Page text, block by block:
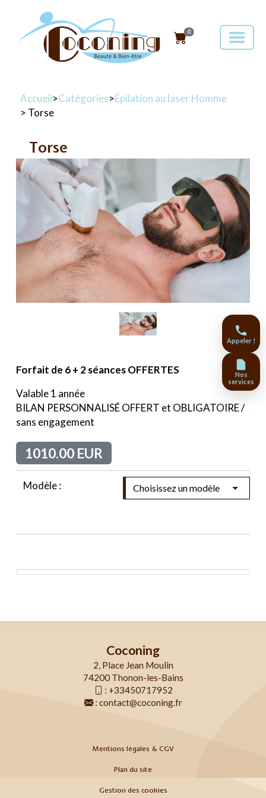
0
Accueil>Catégories>Épilation au laser Homme
> Torse
Torse
Forfait de 6 + 2 séances OFFERTES
Valable 1 année
BILAN PERSONNALISÉ OFFERT et OBLIGATOIRE /
sans engagement
1010.00 EUR
Modèle :
Coconing
2, Place Jean Moulin
74200 Thonon-les-Bains
: +33450717952
: contact@coconing.fr
Mentions légales & CGV
Plan du site
Gestion des cookies
Appeler !
Nos
services